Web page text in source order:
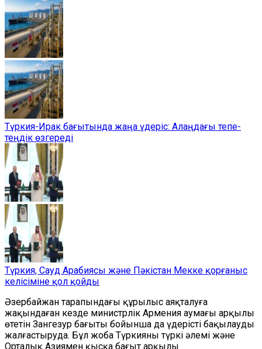
Түркия-Ирак бағытында жаңа үдеріс: Алаңдағы тепе-
теңдік өзгереді
Түркия, Сауд Арабиясы және Пәкістан Мекке қорғаныс
келісіміне қол қойды
Әзербайжан тарапындағы құрылыс аяқталуға
жақындаған кезде министрлік Армения аумағы арқылы
өтетін Зангезур бағыты бойынша да үдерісті бақылауды
жалғастыруда. Бұл жоба Түркияны түркі әлемі және
Орталық Азиямен қысқа бағыт арқылы